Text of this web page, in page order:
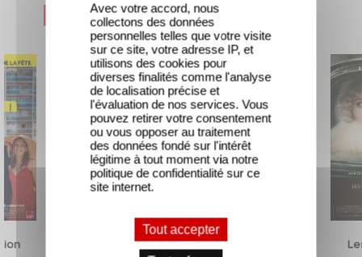
Nouveautés & Prochainement
Traqués
Avec votre accord, nous
collectons des données
personnelles telles que votre visite
sur ce site, votre adresse IP, et
utilisons des cookies pour
diverses finalités comme l'analyse
de localisation précise et
l'évaluation de nos services. Vous
pouvez retirer votre consentement
ou vous opposer au traitement
des données fondé sur l'intérêt
légitime à tout moment via notre
politique de confidentialité sur ce
site internet.
Tout accepter